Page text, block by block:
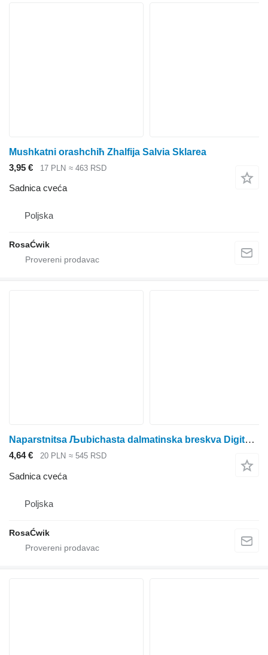
Mushkatni orashchiћ Zhalfiјa Salvia Sklarea
3,95 €
17 PLN ≈ 463 RSD
Sadnica cveća
Poljska
RosaĆwik
Naparstnitsa Љubichasta dalmatinska breskva Digitalis purpurea
4,64 € 20 PLN ≈ 545 RSD
Sadnica cveća
Poljska
RosaĆwik